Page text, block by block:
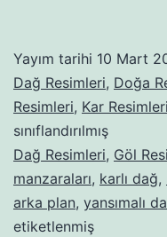
Yayım tarihi 10 Mart
Dağ Resimleri, Doğa
Resimleri, Kar Resimleri
sınıflandırılmış
Dağ Resimleri, Göl
manzaraları, karlı dağ,
arka plan, yansımalı
etiketlenmiş